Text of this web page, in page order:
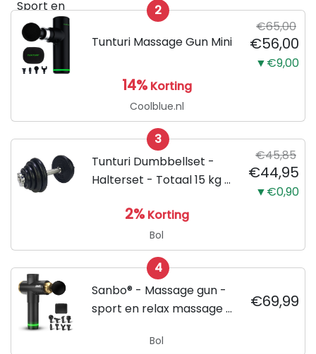
2
Tunturi Massage Gun Mini
€65,00
€56,00
▼€9,00
14% Korting
Coolblue.nl
3
Tunturi Dumbbellset -
Halterset - Totaal 15 kg -
€45,85
€44,95
▼€0,90
2% Korting
Bol
4
Sanbo® - Massage gun -
sport en relax massage -
Koffer - inclusief APP
€69,99
Bol